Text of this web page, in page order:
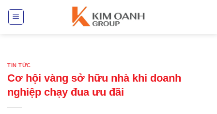
TIN TỨC
Cơ hội vàng sở hữu nhà khi doanh
nghiệp chạy đua ưu đãi